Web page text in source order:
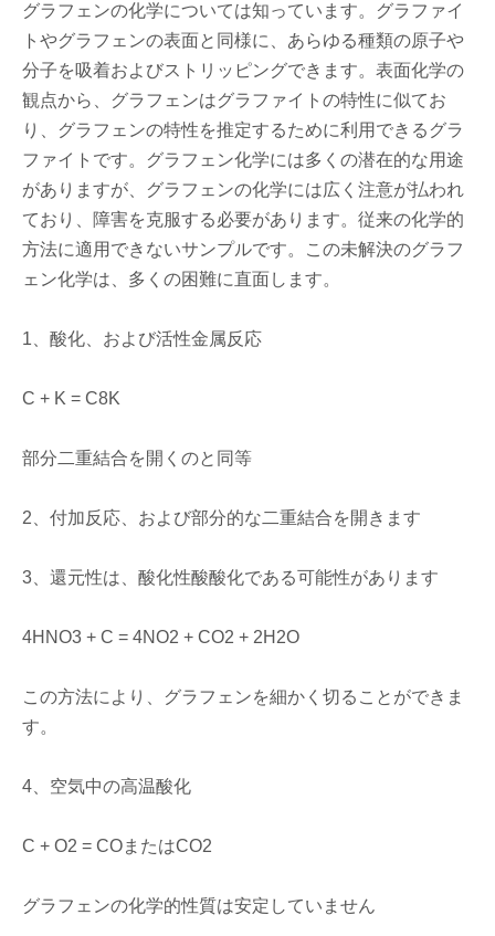
グラフェンの化学については知っています。グラファイ
トやグラフェンの表面と同様に、あらゆる種類の原子や
分子を吸着およびストリッピングできます。表面化学の
観点から、グラフェンはグラファイトの特性に似てお
り、グラフェンの特性を推定するために利用できるグラ
ファイトです。グラフェン化学には多くの潜在的な用途
がありますが、グラフェンの化学には広く注意が払われ
ており、障害を克服する必要があります。従来の化学的
方法に適用できないサンプルです。この未解決のグラフ
ェン化学は、多くの困難に直面します。
1、酸化、および活性金属反応
C + K = C8K
部分二重結合を開くのと同等
2、付加反応、および部分的な二重結合を開きます
3、還元性は、酸化性酸酸化である可能性があります
4HNO3 + C = 4NO2 + CO2 + 2H2O
この方法により、グラフェンを細かく切ることができま
す。
4、空気中の高温酸化
C + O2 = COまたはCO2
グラフェンの化学的性質は安定していません